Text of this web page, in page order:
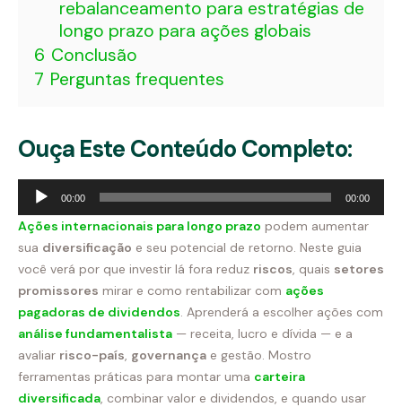
rebalanceamento para estratégias de
longo prazo para ações globais
6 Conclusão
7 Perguntas frequentes
Ouça Este Conteúdo Completo:
Tocador
áudio
00:00 00:00
Ações internacionais para longo prazo podem aumentar
sua diversificação e seu potencial de retorno. Neste guia
você verá por que investir lá fora reduz riscos, quais setores
promissores mirar e como rentabilizar com ações
pagadoras de dividendos. Aprenderá a escolher ações com
análise fundamentalista — receita, lucro e dívida — e a
avaliar risco-país, governança e gestão. Mostro
ferramentas práticas para montar uma carteira
diversificada, combinar valor e dividendos, e quando usar